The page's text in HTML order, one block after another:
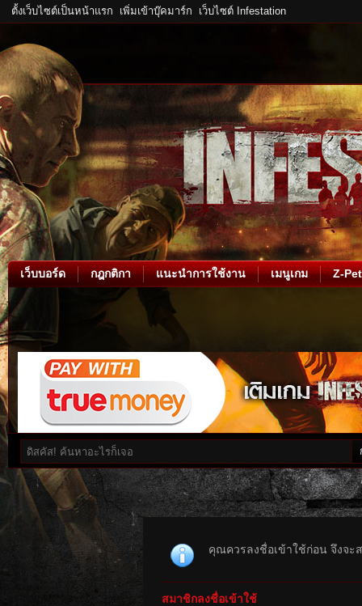
ตั้งเว็บไซต์เป็นหน้าแรก เพิ่มเข้าบุ๊คมาร์ก เว็บไซต์ Infestation
เว็บบอร์ด กฎกติกา แนะนำการใช้งาน เมนูเกม Z-Pet
คุณควรลงชื่อเข้าใช้ก่อน จึงจะ
สมาชิกลงชื่อเข้าใช้